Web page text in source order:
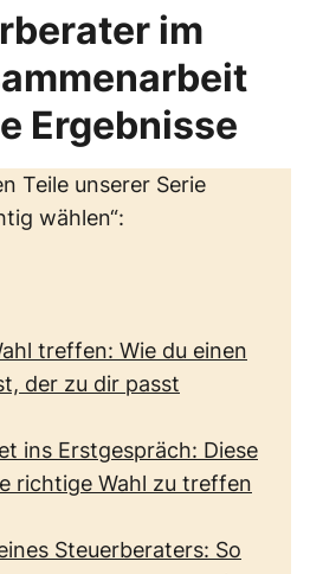
im
Ergebnisse
Teile unserer Serie
wählen“:
treffen: Wie du einen
der zu dir passt
ins Erstgespräch: Diese
richtige Wahl zu treffen
Steuerberaters: So